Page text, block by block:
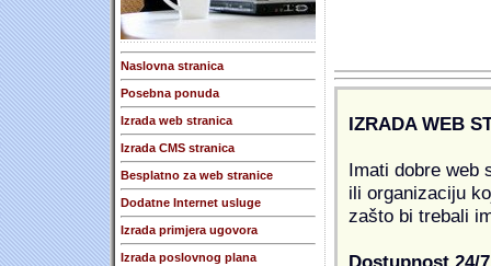
Naslovna stranica
Posebna ponuda
Izrada web stranica
Izrada CMS stranica
Besplatno za web stranice
Dodatne Internet usluge
Izrada primjera ugovora
Izrada poslovnog plana
IZRADA WEB
Imati dobre web
ili organizaciju
zašto bi trebali
Dostupnost 24/7